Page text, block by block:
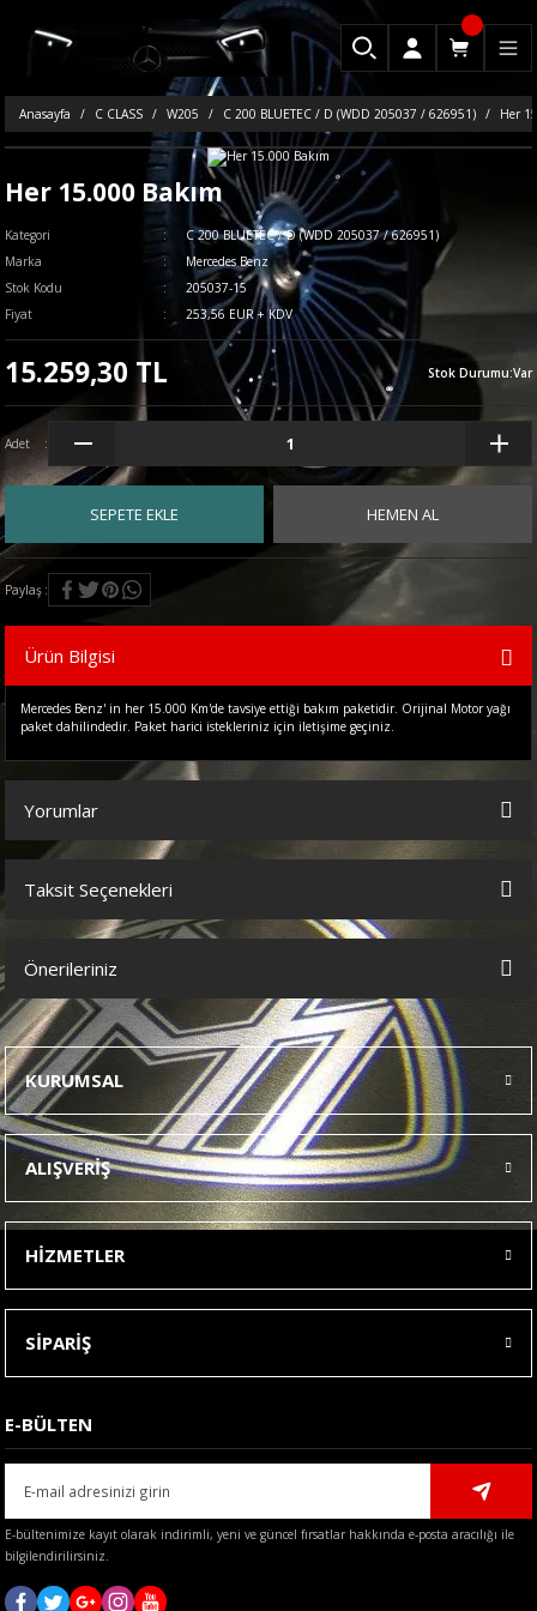
Anasayfa C CLASS W205 C 200 BLUETEC / D (WDD 205037 / 626951) Her
Her 15.000 Bakım
Kategori
C 200 BLUETEC / D (WDD 205037 / 626951)
Marka
Mercedes Benz
Stok Kodu
205037-15
Fiyat
253,56 EUR + KDV
15.259,30 TL Stok Durumu:Var
Adet
SEPETE EKLE HEMEN AL
Paylaş
Ürün Bilgisi
Mercedes Benz' in her 15.000 Km'de tavsiye ettiği bakım paketidir. Orijinal Motor yağı
paket dahilindedir. Paket harici istekleriniz için iletişime geçiniz.
Yorumlar
Bu ürüne ilk yorumu siz yapın!
Taksit Seçenekleri
Önerileriniz
Bu ürünün fiyat bilgisi, resim, ürün açıklamalarında ve diğer
konularda yetersiz gördüğünüz noktaları öneri formunu kullanarak
tarafımıza iletebilirsiniz.
Görüş ve önerileriniz için teşekkür ederiz.
Ürün resmi kalitesiz, bozuk veya görüntülenemiyor.
Ürün açıklamasında eksik bilgiler bulunuyor.
Ürün bilgilerinde hatalar bulunuyor.
Ürün fiyatı diğer sitelerden daha pahalı.
Bu ürüne benzer farklı alternatifler olmalı.
Gönder
KURUMSAL
ALIŞVERİŞ
HİZMETLER
SİPARİŞ
E-BÜLTEN
E-bültenimize kayıt olarak indirimli, yeni ve güncel fırsatlar hakkında e-posta aracılığı ile
bilgilendirilirsiniz.